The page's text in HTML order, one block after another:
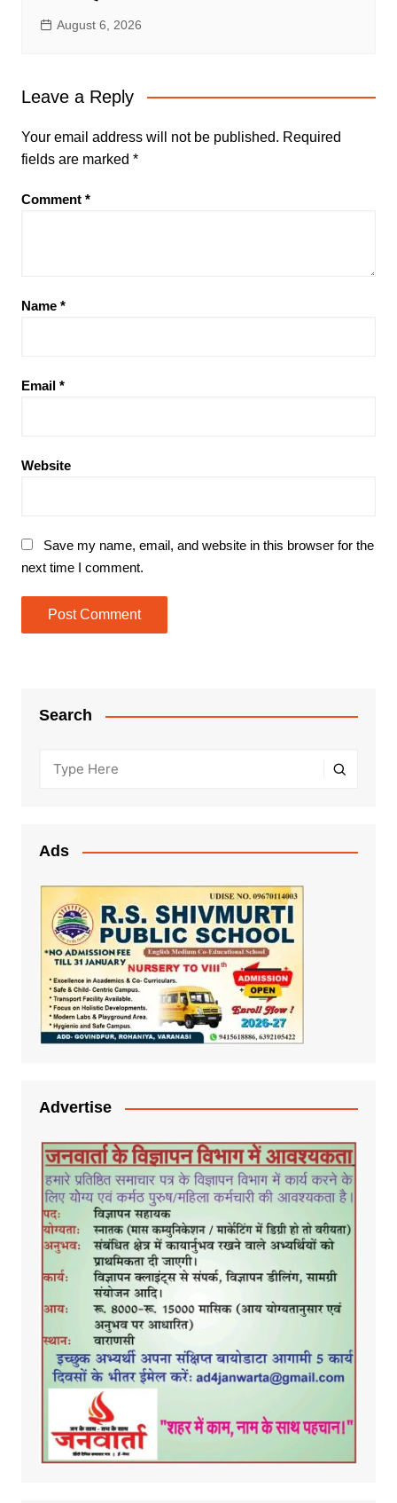
August 6, 2026
Leave a Reply
Your email address will not be published. Required
fields are marked *
Comment *
Name *
Email *
Website
Save my name, email, and website in this browser for the
next time I comment.
Search
Ads
Advertise